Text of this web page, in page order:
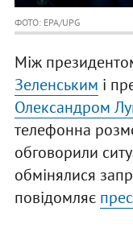
ФОТО: EPA/UPG
Між
Зеленським і
Олександром
телефонна
обговорили
обмінялися
повідомляє